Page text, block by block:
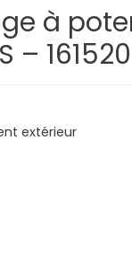
à
– 161520
extérieur